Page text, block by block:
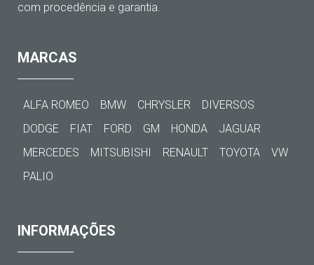
com procedência e garantia.
MARCAS
ALFA ROMEO BMW CHRYSLER
DIVERSOS
DODGE
FIAT FORD GM HONDA
JAGUAR
MERCEDES
MITSUBISHI RENAULT TOYOTA
VW
PALIO
INFORMAÇÕES